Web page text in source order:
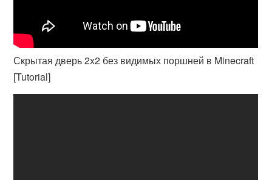
Скрытая дверь 2x2 без видимых поршней в Minecraft
[Tutorial]